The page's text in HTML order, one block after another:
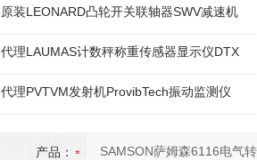
原装LEONARD凸轮开关联轴器‌SWV减速机
代理LAUMAS计数秤称重传感器显示仪DTX
代理PVTVM发射机ProvibTech振动监测仪
产品：